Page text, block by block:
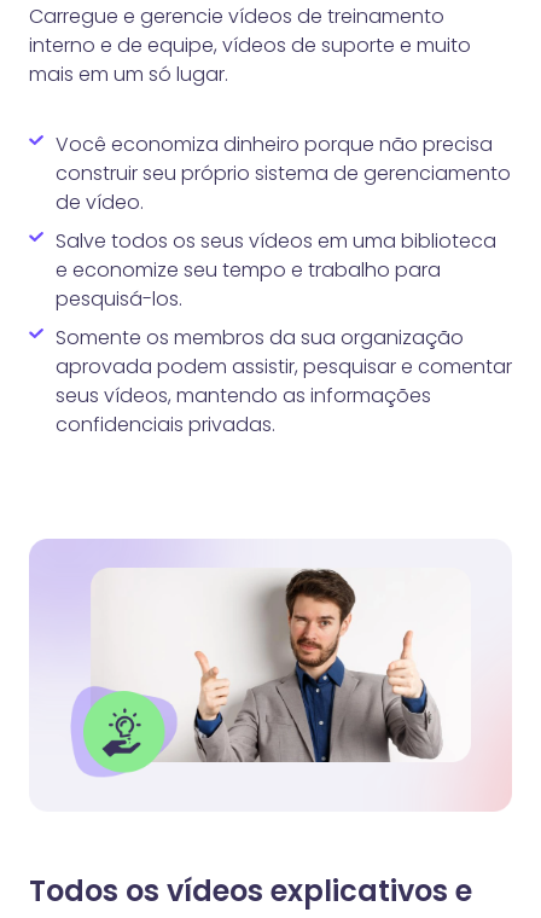
Carregue e gerencie vídeos de treinamento
interno e de equipe, vídeos de suporte e muito
mais em um só lugar.
Você economiza dinheiro porque não precisa
construir seu próprio sistema de gerenciamento
de vídeo.
Salve todos os seus vídeos em uma biblioteca
e economize seu tempo e trabalho para
pesquisá-los.
Somente os membros da sua organização
aprovada podem assistir, pesquisar e comentar
seus vídeos, mantendo as informações
confidenciais privadas.
Todos os vídeos explicativos e